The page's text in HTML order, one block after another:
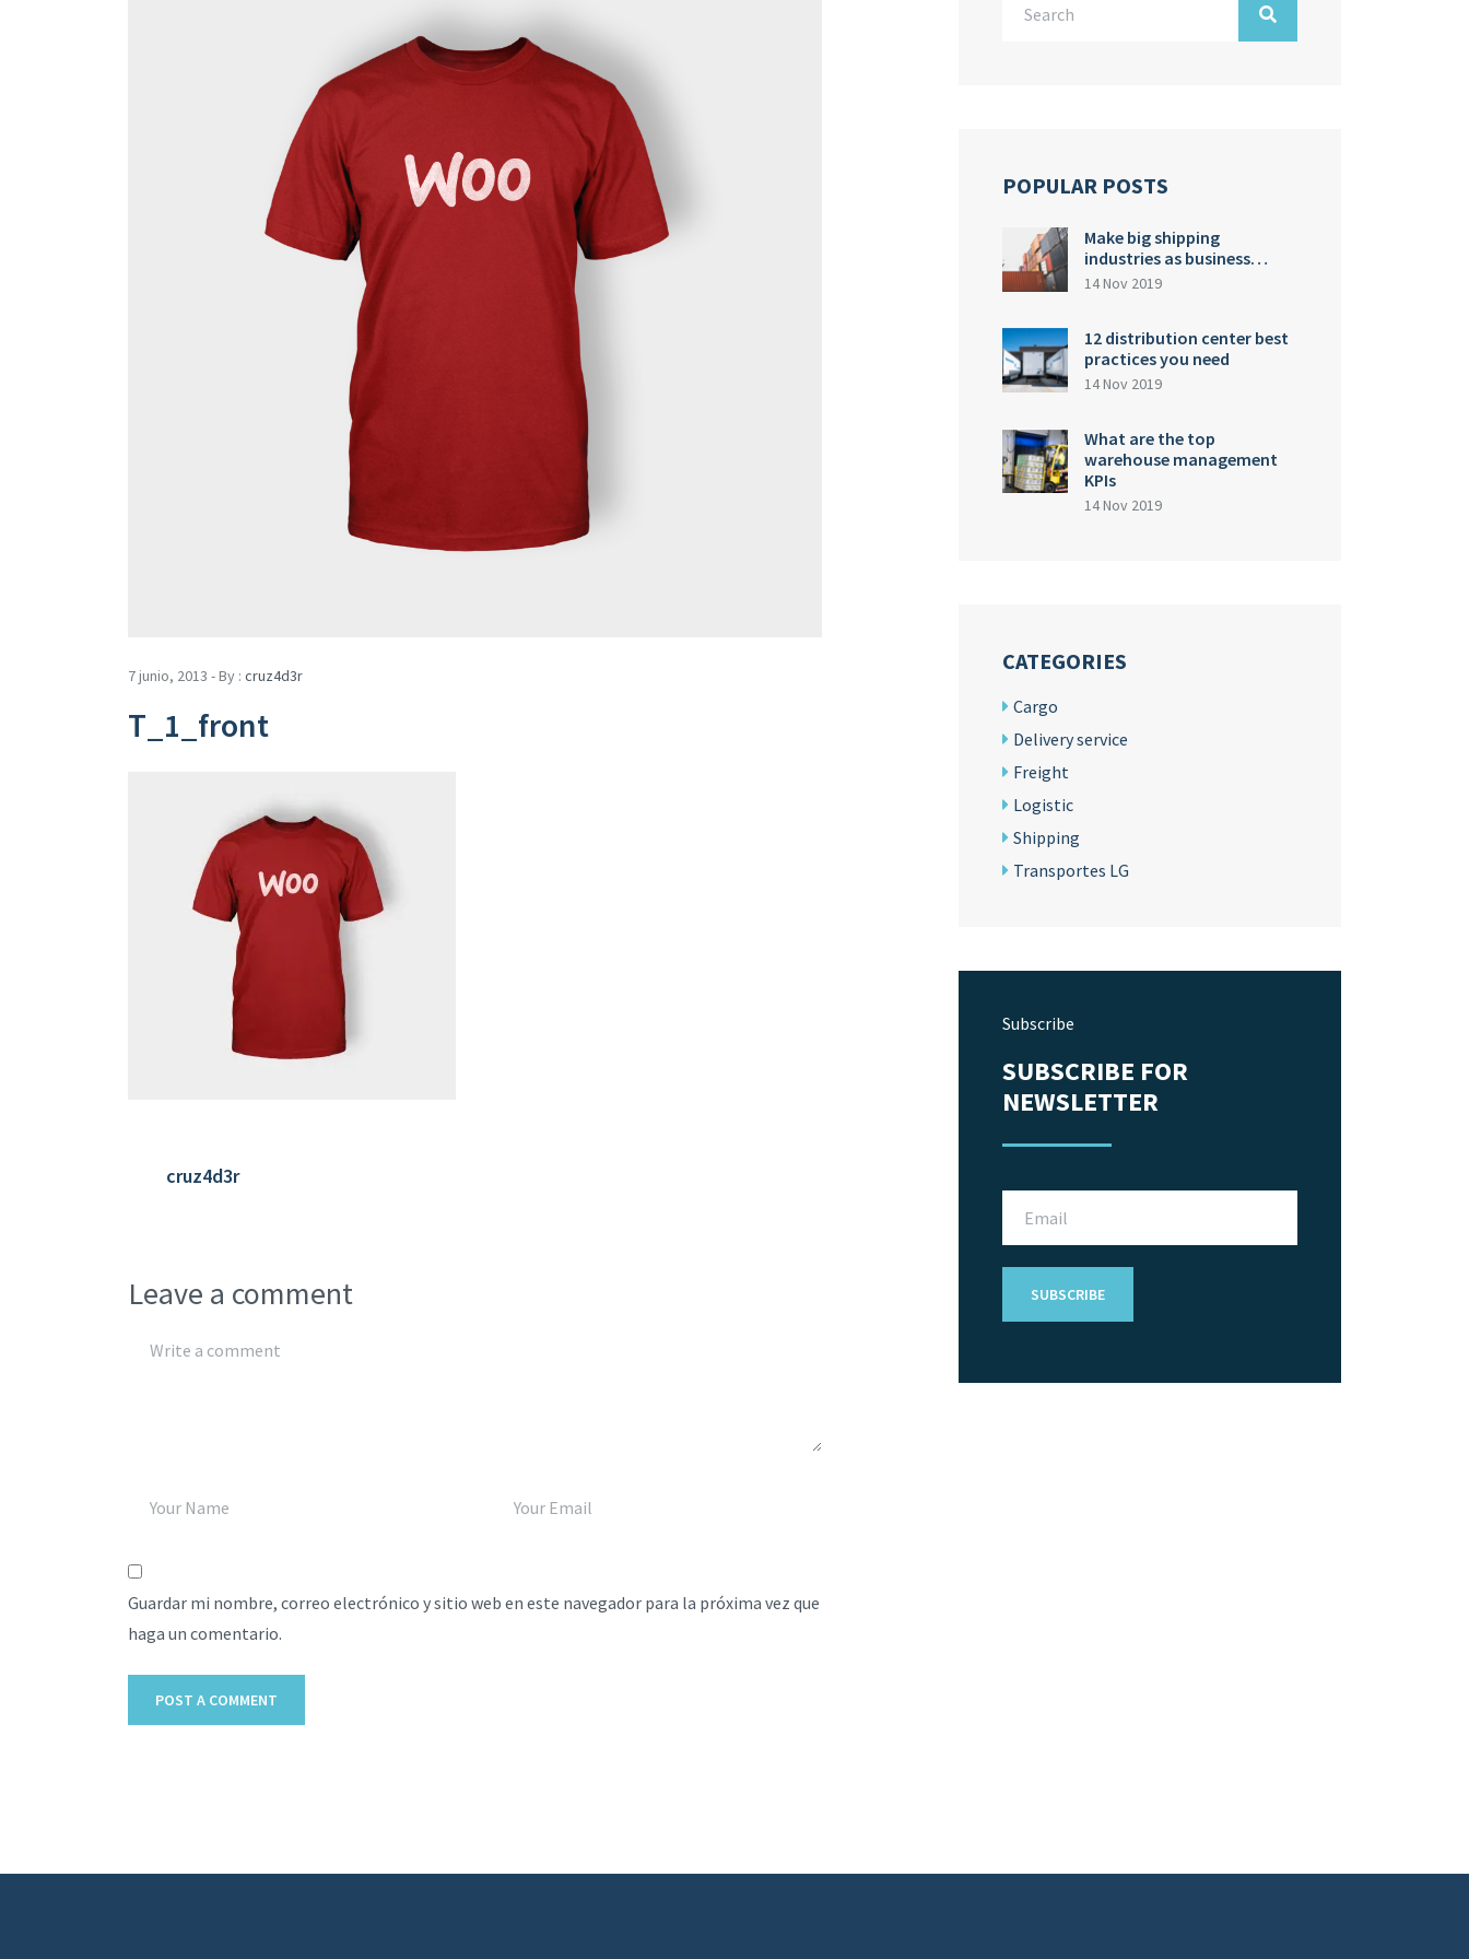
7 junio, 2013 - By : cruz4d3r
T_1_front
cruz4d3r
Leave a comment
Guardar mi nombre, correo electrónico y sitio web en este navegador para la próxima vez que
haga un comentario.
POPULAR POSTS
Make big shipping
industries as business…
14 Nov 2019
12 distribution center best
practices you need
14 Nov 2019
What are the top
warehouse management
KPIs
14 Nov 2019
CATEGORIES
Cargo
Delivery service
Freight
Logistic
Shipping
Transportes LG
Subscribe
SUBSCRIBE FOR
NEWSLETTER